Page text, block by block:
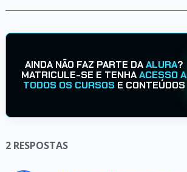
AINDA NÃO FAZ PARTE DAALURA?
MATRICULE-SE E TENHAACESSO A
TODOS OS CURSOS E CONTEÚDOS
2 RESPOSTAS